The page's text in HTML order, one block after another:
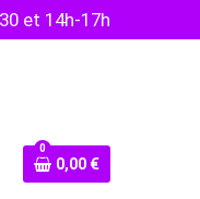
et 14h-17h
0
0,00 €